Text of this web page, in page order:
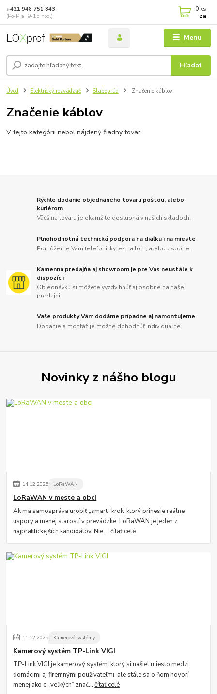
Menu
Hľadať
+421 948 751 843
(Po-Pia, 9-15 hod.)
0 ks
za
Úvod Elektrický rozvádzač Slaboprúd Značenie káblov
Značenie káblov
V tejto kategórii nebol nájdený žiadny tovar.
Rýchle dodanie objednaného tovaru poštou, alebo
kuriérom
Väčšina tovaru je okamžite dostupná v našich skladoch.
Plnohodnotná technická podpora na diaľku i na mieste
Pomôžeme Vám telefonicky, e-mailom, alebo osobne.
Kamenná predajňa aj showroom je pre Vás neustále k
dispozícii
Objednávku si môžete vyzdvihnúť aj osobne na našej
predajni.
Vaše produkty Vám dodáme prípadne aj namontujeme
Dodanie a montáž je možné dohodnúť individuálne.
Novinky z nášho blogu
14.12.2025 LoRaWAN
LoRaWAN v meste a obci
Ak má samospráva urobiť „smart“ krok, ktorý prinesie reálne
úspory a menej starostí v prevádzke, LoRaWAN je jeden z
najpraktickejších kandidátov. Nie ...čítať celé
11.12.2025 Kamerové systémy
Kamerový systém TP-Link VIGI
TP-Link VIGI je kamerový systém, ktorý si našiel miesto medzi
domácimi aj firemnými používateľmi, ale stále sa o ňom hovorí
menej ako o „veľkých“ znač...čítať celé